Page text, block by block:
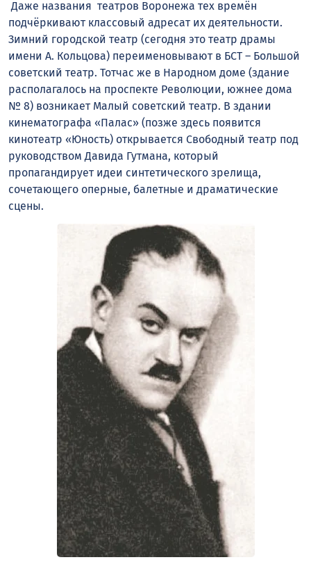
Даже названия театров Воронежа тех времён
подчёркивают классовый адресат их деятельности.
Зимний городской театр (сегодня это театр драмы
имени А. Кольцова) переименовывают в БСТ – Большой
советский театр. Тотчас же в Народном доме (здание
располагалось на проспекте Революции, южнее дома
№ 8) возникает Малый советский театр. В здании
кинематографа «Палас» (позже здесь появится
кинотеатр «Юность) открывается Свободный театр под
руководством Давида Гутмана, который
пропагандирует идеи синтетического зрелища,
сочетающего оперные, балетные и драматические
сцены.